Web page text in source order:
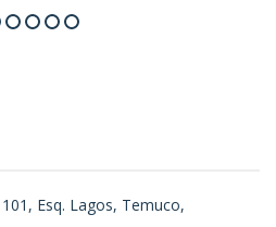
Esq. Lagos, Temuco,